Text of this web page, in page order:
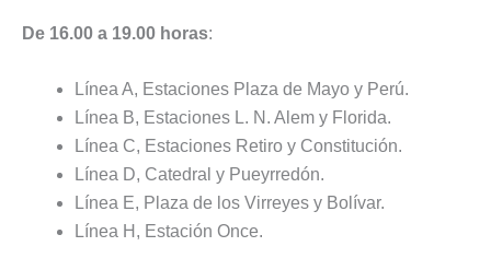
De 16.00 a 19.00 horas:
Línea A, Estaciones Plaza de Mayo y Perú.
Línea B, Estaciones L. N. Alem y Florida.
Línea C, Estaciones Retiro y Constitución.
Línea D, Catedral y Pueyrredón.
Línea E, Plaza de los Virreyes y Bolívar.
Línea H, Estación Once.